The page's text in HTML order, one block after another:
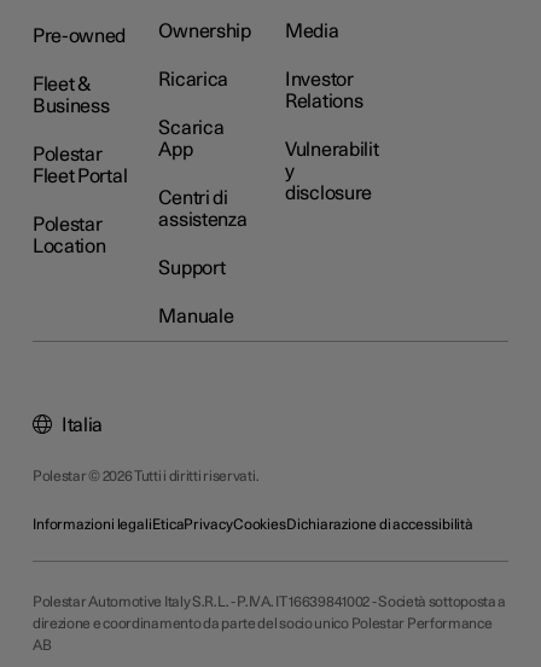
Pre-owned
Fleet &
Business
Polestar
Fleet Portal
Polestar
Location
Ownership
Ricarica
Scarica
App
Centri di
assistenza
Support
Manuale
Media
Investor
Relations
Vulnerabilit
y
disclosure
Polestar © 2026 Tutti i diritti riservati.
Informazioni legaliEticaPrivacyCookiesDichiarazione di accessibilità
Italia
Polestar Automotive Italy S.R.L. - P.IVA. IT 16639841002 - Società sottoposta a
direzione e coordinamento da parte del socio unico Polestar Performance
AB